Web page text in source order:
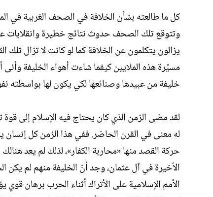
كل ما طالعته بشأن الخلافة في الصحف الغربية في
وتتوقع تلك الصحف حدوث نتائج خطيرة وانقلابات
يزالون يتكلمون عن الخلافة كما لو كانت لا تزال تلك
مسيِّرة هذه الملايين كيفما شاءت أهواء الخليفة وأنى
خليفة من عبيدها وصنائعها لكي يكون لها بواسطته
لقد مضى الزمن الذي كان يحتاج فيه الإسلام إلى
له معنى في القرن الحاضر. ففي هذا الزمن كل
حركة القصد منها «محاربة الكفار»، لذلك لم يعد
الأخيرة في آل عثمان، وجد أنّ الخليفة منهم لم يكن
الأمم الإسلامية على الأتراك أثناء الحرب برهان